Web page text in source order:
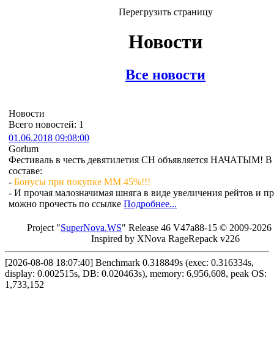
Перегрузить страницу
Новости
Все новости
Новости
Всего новостей: 1
01.06.2018 09:08:00
Gorlum
Фестиваль в честь девятилетия СН объявляется НАЧАТЫМ! В
составе:
- Бонусы при покупке ММ 45%!!!
- И прочая малозначимая шняга в виде увеличения рейтов и
можно прочесть по ссылке Подробнее...
Project "SuperNova.WS" Release 46 V47a88-15 © 2009-2026
Inspired by XNova RageRepack v226
[2026-08-08 18:07:40] Benchmark 0.318849s (exec: 0.316334s,
display: 0.002515s, DB: 0.020463s), memory: 6,956,608, peak OS:
1,733,152